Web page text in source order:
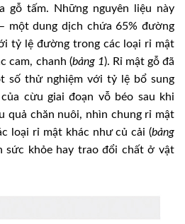
gỗ tấm. Những nguyên liệu này
một dung dịch chứa 65% đường
tỷ lệ đường trong các loại rỉ mật
cam, chanh (bảng 1). Rỉ mật gỗ đã
số thử nghiệm với tỷ lệ bổ sung
cừu giai đoạn vỗ béo sau khi
quả chăn nuôi, nhìn chung rỉ mật
loại rỉ mật khác như củ cải (bảng
sức khỏe hay trao đổi chất ở vật